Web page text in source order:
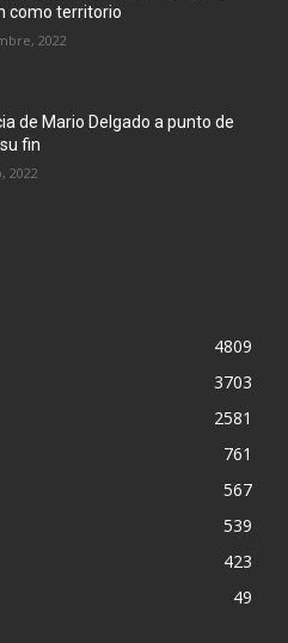
como territorio
2022
de Mario Delgado a punto de
fin
2022
4809
3703
2581
761
567
539
423
49